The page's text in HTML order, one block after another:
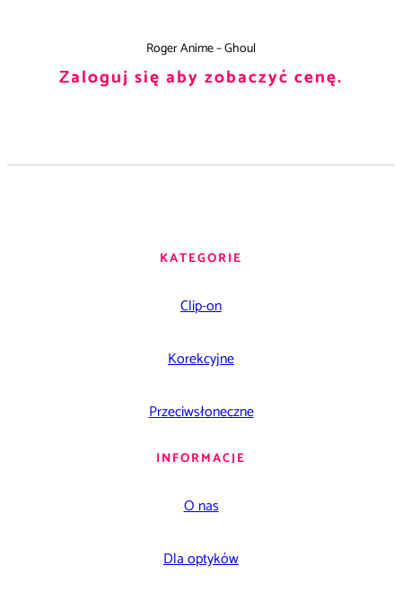
Roger Anime – Ghoul
Zaloguj się aby zobaczyć cenę.
KATEGORIE
Clip-on
Korekcyjne
Przeciwsłoneczne
INFORMACJE
O nas
Dla optyków